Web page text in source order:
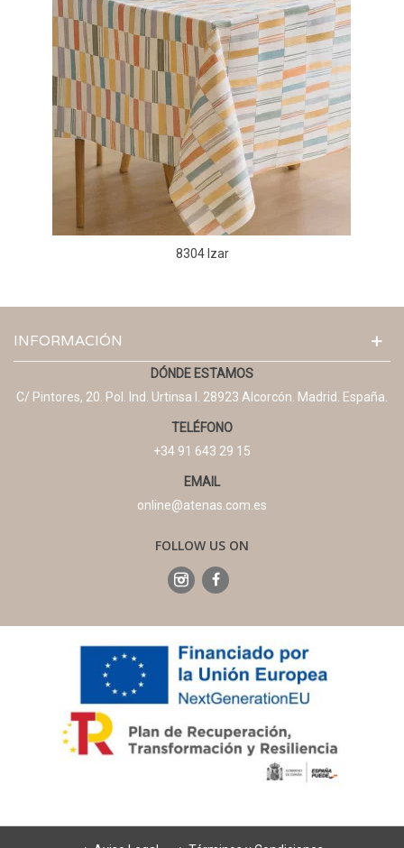
8304 Izar
INFORMACIÓN
DÓNDE ESTAMOS
C/ Pintores, 20. Pol. Ind. Urtinsa I. 28923 Alcorcón. Madrid. España.
TELÉFONO
+34 91 643 29 15
EMAIL
online@atenas.com.es
FOLLOW US ON